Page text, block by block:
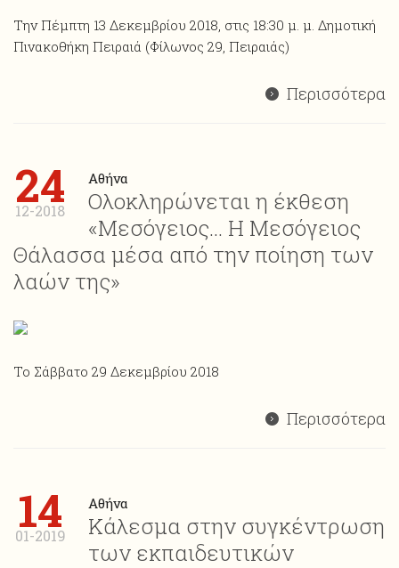
Την Πέμπτη 13 Δεκεμβρίου 2018, στις 18:30 μ. μ. Δημοτική
Πινακοθήκη Πειραιά (Φίλωνος 29, Πειραιάς)
Περισσότερα
24
12-2018
Αθήνα
Ολοκληρώνεται η έκθεση
«Μεσόγειος… Η Μεσόγειος
Θάλασσα μέσα από την ποίηση των
λαών της»
Το Σάββατο 29 Δεκεμβρίου 2018
Περισσότερα
14
01-2019
Αθήνα
Κάλεσμα στην συγκέντρωση
των εκπαιδευτικών